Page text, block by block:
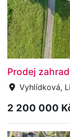
Prodej
Vyhlídková,
2 200 000